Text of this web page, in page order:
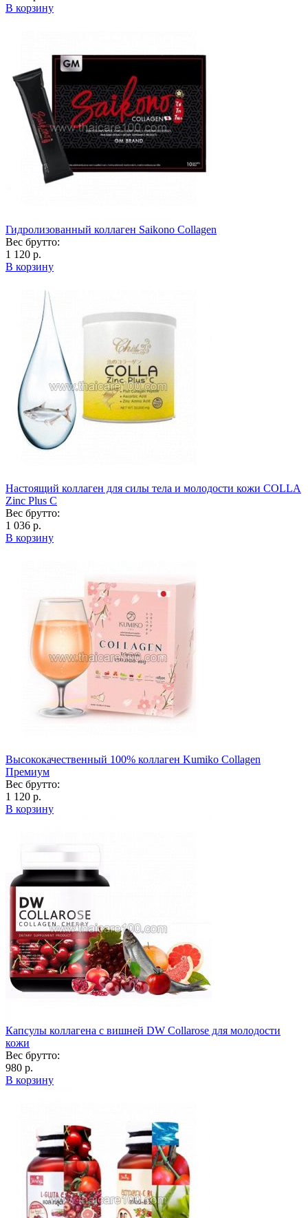
В корзину
Гидролизованный коллаген Saikono Collagen
Вес брутто:
1 120 р.
В корзину
Настоящий коллаген для силы тела и молодости кожи COLLA
Zinc Plus C
Вес брутто:
1 036 р.
В корзину
Высококачественный 100% коллаген Kumiko Collagen
Премиум
Вес брутто:
1 120 р.
В корзину
Капсулы коллагена с вишней DW Collarose для молодости
кожи
Вес брутто:
980 р.
В корзину